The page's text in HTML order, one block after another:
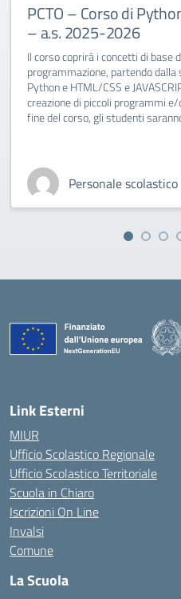
PCTO – Corso di
– a.s. 2025-2026
Il corso coprirà i concetti di base
programmazione, partendo dalla
Python e HTML/CSS e
creazione di piccoli programmi
fine del corso, gli studenti
Personale scolastico
Link Esterni
MIUR
Ufficio Scolastico Regionale
Ufficio Scolastico Territoriale
Scuola in Chiaro
Iscrizioni On Line
Invalsi
Comune
La Scuola